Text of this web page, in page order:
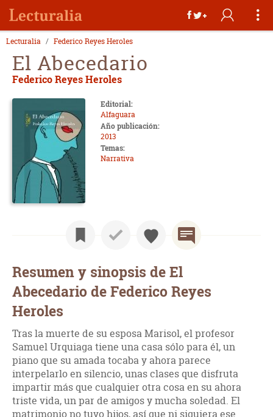
Lecturalia Federico Reyes Heroles
El Abecedario
Federico Reyes Heroles
Editorial:
Alfaguara
Año publicación:
2013
Temas:
Narrativa
Resumen y sinopsis de El
Abecedario de Federico Reyes
Heroles
Tras la muerte de su esposa Marisol, el profesor
Samuel Urquiaga tiene una casa sólo para él, un
piano que su amada tocaba y ahora parece
interpelarlo en silencio, unas clases que disfruta
impartir más que cualquier otra cosa en su ahora
triste vida, un par de amigos y mucha soledad. El
matrimonio no tuvo hijos, así que ni siquiera ese